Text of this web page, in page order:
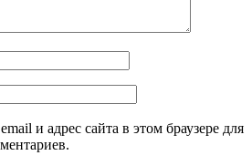
и адрес сайта в этом браузере для